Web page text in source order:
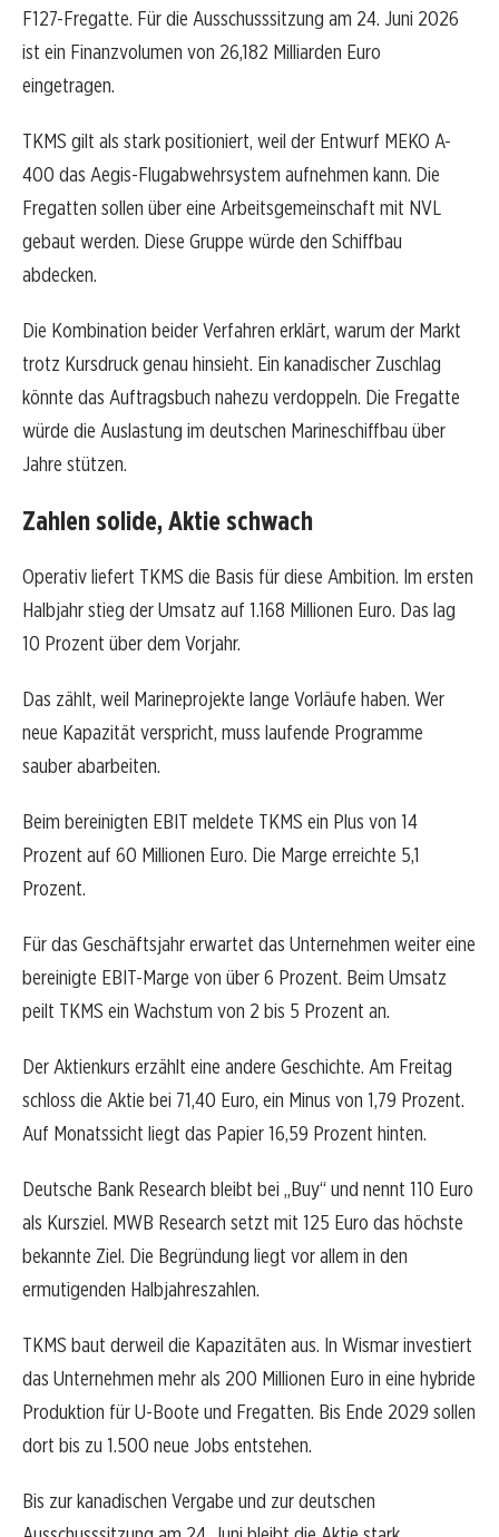
F127-Fregatte. Für die Ausschusssitzung am 24. Juni 2026
ist ein Finanzvolumen von 26,182 Milliarden Euro
eingetragen.
TKMS gilt als stark positioniert, weil der Entwurf MEKO A-
400 das Aegis-Flugabwehrsystem aufnehmen kann. Die
Fregatten sollen über eine Arbeitsgemeinschaft mit NVL
gebaut werden. Diese Gruppe würde den Schiffbau
abdecken.
Die Kombination beider Verfahren erklärt, warum der Markt
trotz Kursdruck genau hinsieht. Ein kanadischer Zuschlag
könnte das Auftragsbuch nahezu verdoppeln. Die Fregatte
würde die Auslastung im deutschen Marineschiffbau über
Jahre stützen.
Zahlen solide, Aktie schwach
Operativ liefert TKMS die Basis für diese Ambition. Im ersten
Halbjahr stieg der Umsatz auf 1.168 Millionen Euro. Das lag
10 Prozent über dem Vorjahr.
Das zählt, weil Marineprojekte lange Vorläufe haben. Wer
neue Kapazität verspricht, muss laufende Programme
sauber abarbeiten.
Beim bereinigten EBIT meldete TKMS ein Plus von 14
Prozent auf 60 Millionen Euro. Die Marge erreichte 5,1
Prozent.
Für das Geschäftsjahr erwartet das Unternehmen weiter eine
bereinigte EBIT-Marge von über 6 Prozent. Beim Umsatz
peilt TKMS ein Wachstum von 2 bis 5 Prozent an.
Der Aktienkurs erzählt eine andere Geschichte. Am Freitag
schloss die Aktie bei 71,40 Euro, ein Minus von 1,79 Prozent.
Auf Monatssicht liegt das Papier 16,59 Prozent hinten.
Deutsche Bank Research bleibt bei „Buy“ und nennt 110 Euro
als Kursziel. MWB Research setzt mit 125 Euro das höchste
bekannte Ziel. Die Begründung liegt vor allem in den
ermutigenden Halbjahreszahlen.
TKMS baut derweil die Kapazitäten aus. In Wismar investiert
das Unternehmen mehr als 200 Millionen Euro in eine hybride
Produktion für U-Boote und Fregatten. Bis Ende 2029 sollen
dort bis zu 1.500 neue Jobs entstehen.
Bis zur kanadischen Vergabe und zur deutschen